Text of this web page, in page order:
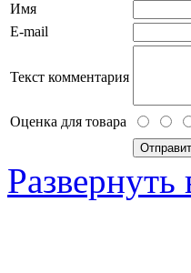
Имя
E-mail
Текст комментария
Оценка для товара
Развернуть